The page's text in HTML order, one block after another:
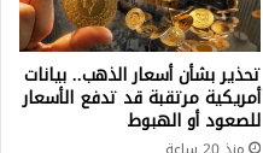
تحذير بشأن أسعار الذهب.. بيانات
أمريكية مرتقبة قد تدفع الأسعار
للصعود أو الهبوط